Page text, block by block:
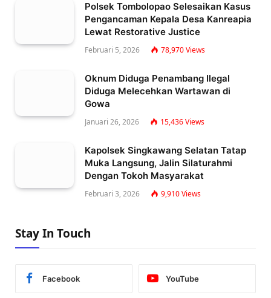
Polsek Tombolopao Selesaikan Kasus
Pengancaman Kepala Desa Kanreapia
Lewat Restorative Justice
Februari 5, 2026 78,970Views
Oknum Diduga Penambang Ilegal
Diduga Melecehkan Wartawan di
Gowa
Januari 26, 2026 15,436Views
Kapolsek Singkawang Selatan Tatap
Muka Langsung, Jalin Silaturahmi
Dengan Tokoh Masyarakat
Februari 3, 2026 9,910Views
Stay In Touch
Facebook YouTube